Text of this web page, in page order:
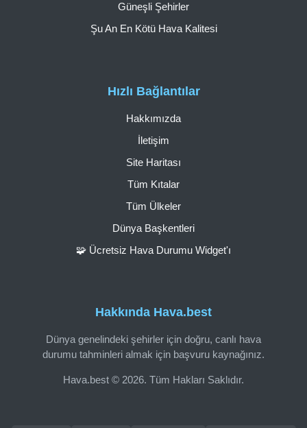
Hakkında Hava.best
Dünya genelindeki şehirler için doğru, canlı hava
durumu tahminleri almak için başvuru kaynağınız.
Hava.best © 2026. Tüm Hakları Saklıdır.
Hızlı Bağlantılar
Hakkımızda
İletişim
Site Haritası
Tüm Kıtalar
Tüm Ülkeler
Dünya Başkentleri
🧩 Ücretsiz Hava Durumu Widget'ı
Güneşli Şehirler
Şu An En Kötü Hava Kalitesi